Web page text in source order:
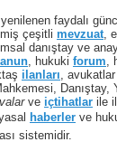
faydalı
çeşitli mevzuat,
danıştay ve
, hukuki forum,
ilanları,
Danıştay,
ve içtihatlar ile
haberler ve
sistemidir.